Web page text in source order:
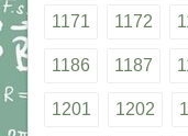
1171 1172
1186 1187
1201 1202